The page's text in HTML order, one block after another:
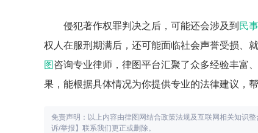
侵犯著作权罪判决之后，可能还会涉及到 民
权人在服刑期满后，还可能面临社会声誉受损、
图 咨询专业律师，律图平台汇聚了众多经验丰富
果，能根据具体情况为你提供专业的法律建议，
免责声明：以上内容由律图网结合政策法规及互联网相关知识
诉/举报】联系我们更正或删除。